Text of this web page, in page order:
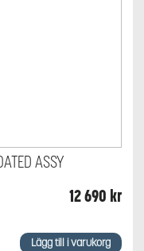
ASSY
12 690 kr
Lägg till i varukorg